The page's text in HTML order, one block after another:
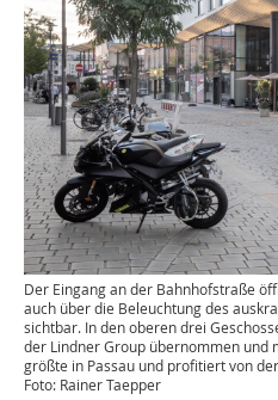
Der Eingang an der Bahnhofstraße
auch über die Beleuchtung des
sichtbar. In den oberen drei
der Lindner Group übernommen und
größte in Passau und profitiert von
Foto: Rainer Taepper